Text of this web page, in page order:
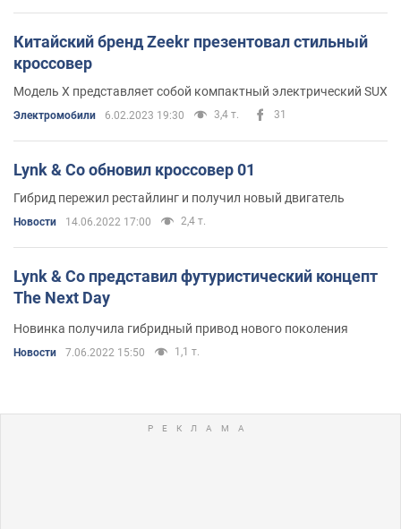
Китайский бренд Zeekr презентовал стильный
кроссовер
Модель X представляет собой компактный электрический SUX
Электромобили 6.02.2023 19:30 3,4 т. 31
Lynk & Co обновил кроссовер 01
Гибрид пережил рестайлинг и получил новый двигатель
Новости 14.06.2022 17:00 2,4 т.
Lynk & Co представил футуристический концепт
The Next Day
Новинка получила гибридный привод нового поколения
Новости 7.06.2022 15:50 1,1 т.